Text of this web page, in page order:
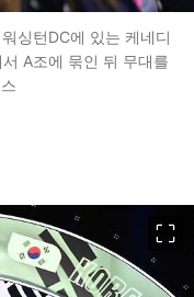
싱턴DC에 있는 케네디
A조에 묶인 뒤 무대를